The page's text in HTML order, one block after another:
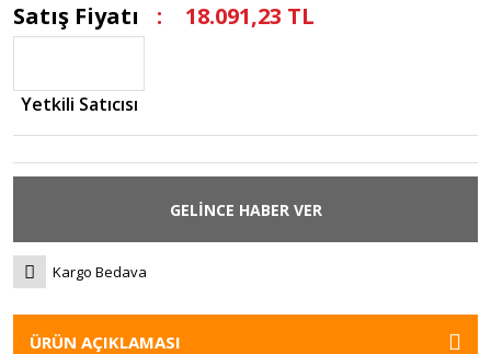
Satış Fiyatı 18.091,23 TL
Yetkili Satıcısı
GELİNCE HABER VER
Kargo Bedava
ÜRÜN AÇIKLAMASI